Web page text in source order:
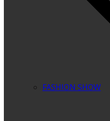
FASHION SHOW